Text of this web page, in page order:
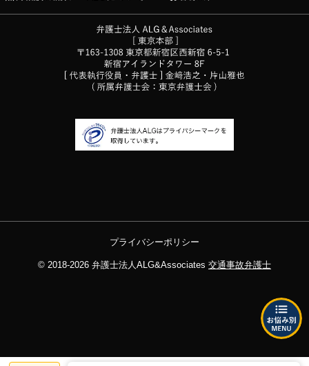
プライバシーポリシー
© 2018-2026 弁護士法人ALG&Associates 交通事故弁護士